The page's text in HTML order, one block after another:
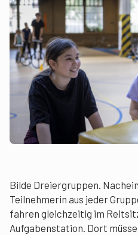
Bilde Dreiergruppen.
Teilnehmerin aus jeder
fahren gleichzeitig im
Aufgabenstation. Dort